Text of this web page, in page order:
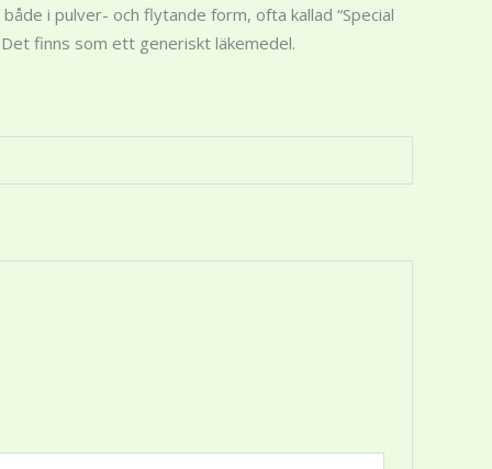
i pulver- och flytande form, ofta kallad “Special
finns som ett generiskt läkemedel.